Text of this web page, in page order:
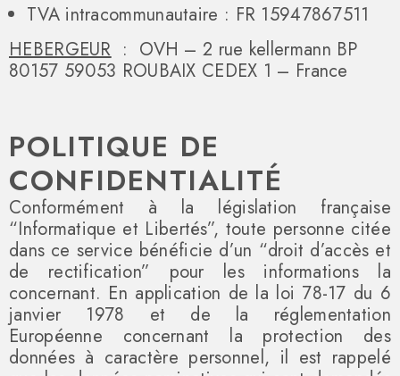
TVA intracommunautaire : FR 15947867511
HEBERGEUR: OVH – 2 rue kellermann BP
80157 59053 ROUBAIX CEDEX 1 – France
POLITIQUE DE
CONFIDENTIALITÉ
Conformément à la législation française
“Informatique et Libertés”, toute personne citée
dans ce service bénéficie d’un “droit d’accès et
de rectification” pour les informations la
concernant. En application de la loi 78-17 du 6
janvier 1978 et de la réglementation
Européenne concernant la protection des
données à caractère personnel, il est rappelé